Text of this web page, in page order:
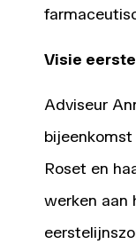
Visie
Adviseur
Roset en
werken aan